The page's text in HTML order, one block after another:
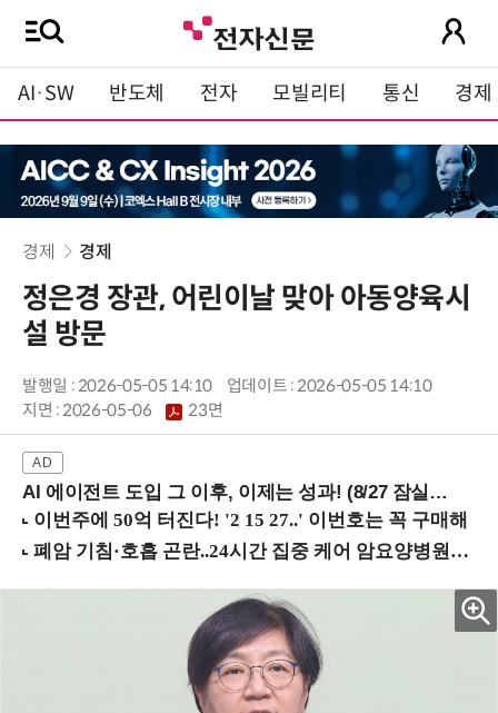
AI·SW 반도체 전자 모빌리티 통신 경제
경제 경제
정은경 장관, 어린이날 맞아 아동양육시
설 방문
발행일 : 2026-05-05 14:10
업데이트 : 2026-05-05 14:10
지면 :2026-05-06 23면
AI 에이전트 도입 그 이후, 이제는 성과! (8/27 잠실역)